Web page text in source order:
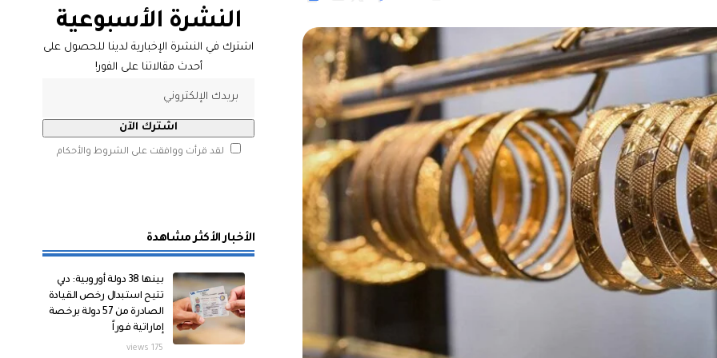
النشرة الأسبوعية
اشترك في النشرة الإخبارية لدينا للحصول على
أحدث مقالاتنا على الفور!
لقد قرأت ووافقت على الشروط والأحكام
الأخبار الأكثر مشاهدة
بينها 38 دولة أوروبية: دبي
تتيح استبدال رخص القيادة
الصادرة من 57 دولة برخصة
إماراتية فوراً
175 views